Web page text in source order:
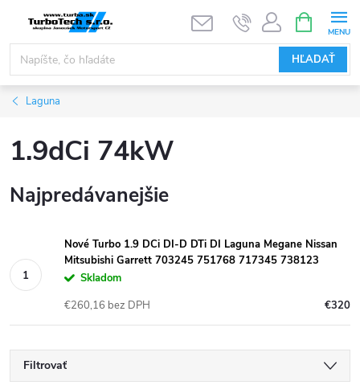
obsah
HĽADAŤ
KOŠÍK
Laguna
1.9dCi 74kW
Najpredávanejšie
Nové Turbo 1.9 DCi DI-D DTi DI Laguna Megane Nissan
Mitsubishi Garrett 703245 751768 717345 738123
Skladom
€320
€260,16 bez DPH
Filtrovať